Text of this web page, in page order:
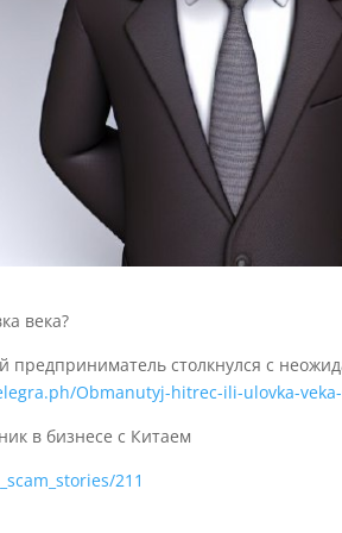
века?
предприниматель столкнулся с
Obmanutyj-hitrec-ili-ulovka-
в бизнесе с Китаем
211